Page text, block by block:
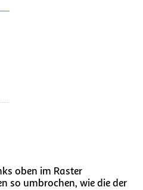
oben im Raster
so umbrochen, wie die der